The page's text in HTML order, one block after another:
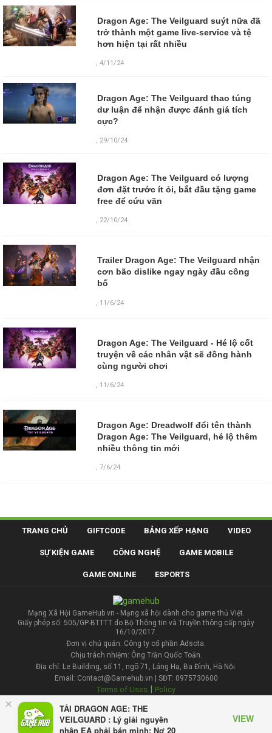
×
TẢI DRAGON AGE: THE
VEILGUARD : Lý giải nguyên
nhân EA phải bán mình: Nợ 20
VIEW
Dragon Age: The Veilguard suýt nữa đã
trở thành một game live-service và tệ
hơn hiện tại rất nhiều
, 4/11/24
Dragon Age: The Veilguard thao túng
dư luận để nhận được đánh giá tích
cực?
, 29/10/24
Dragon Age: The Veilguard có lượng
đơn đặt trước ít ỏi, bắt đầu tặng game
free để cứu vãn
, 22/10/24
Trailer Dragon Age: The Veilguard nhận
cơn bão dislike ngay ngày đầu công
bố
11/6/24
Dragon Age: The Veilguard - Hé lộ cốt
truyện về các nhân vật sẽ đồng hành
cùng người chơi
, 11/6/24
Dragon Age: Dreadwolf đổi tên thành
Dragon Age: The Veilguard, hé lộ thêm
nhiều thông tin mới
,7/6/24
TRANG CHỦ GIFTCODE BẢNG XẾP HẠNG VIDEO
SỰ KIỆN GAME CÔNG NGHỆ GAME MOBILE
GAME ONLINE ESPORTS
Mạng Xã Hội GameHub.vn - Mạng xã hội dành cho game thủ Việt.
Giấy phép số: 505/GP-BTTTT do Bộ Thông tin và Truyền thông cấp ngày
16/10/2017.
Đơn vị chủ quản: Công ty cổ phần Adsota.
Chịu trách nhiệm: Ông Trần Quốc Toản.
Địa chỉ: Le Building, số 11, ngõ 71, Láng Hạ, Ba Đình, Hà Nội.
Email: Contact@Gamehub.vn | SĐT: 0975730600
Terms of Uses | Policy
Liên hệ đăng bài